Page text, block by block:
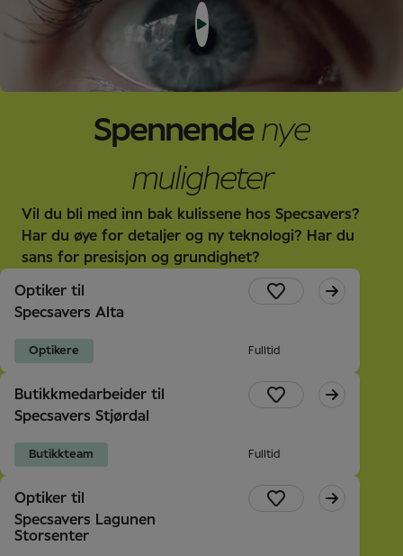
Spennende nye
muligheter
Vil du bli med inn bak kulissene hos Specsavers?
Har du øye for detaljer og ny teknologi? Har du
sans for presisjon og grundighet?
Optiker til
Specsavers Alta
Fulltid
Optikere
Butikkmedarbeider til
Specsavers Stjørdal
Fulltid
Butikkteam
Optiker til
Specsavers Lagunen
Storsenter